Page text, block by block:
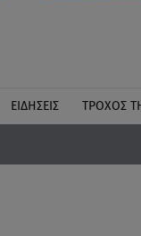
ΕΙΔΉΣΕΙΣ ΤΡΟΧΌΣ